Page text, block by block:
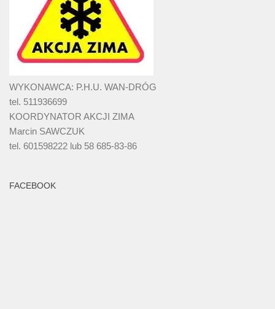
WYKONAWCA: P.H.U. WAN-DRÓG
tel. 511936699
KOORDYNATOR AKCJI ZIMA
Marcin SAWCZUK
tel. 601598222 lub 58 685-83-86
FACEBOOK